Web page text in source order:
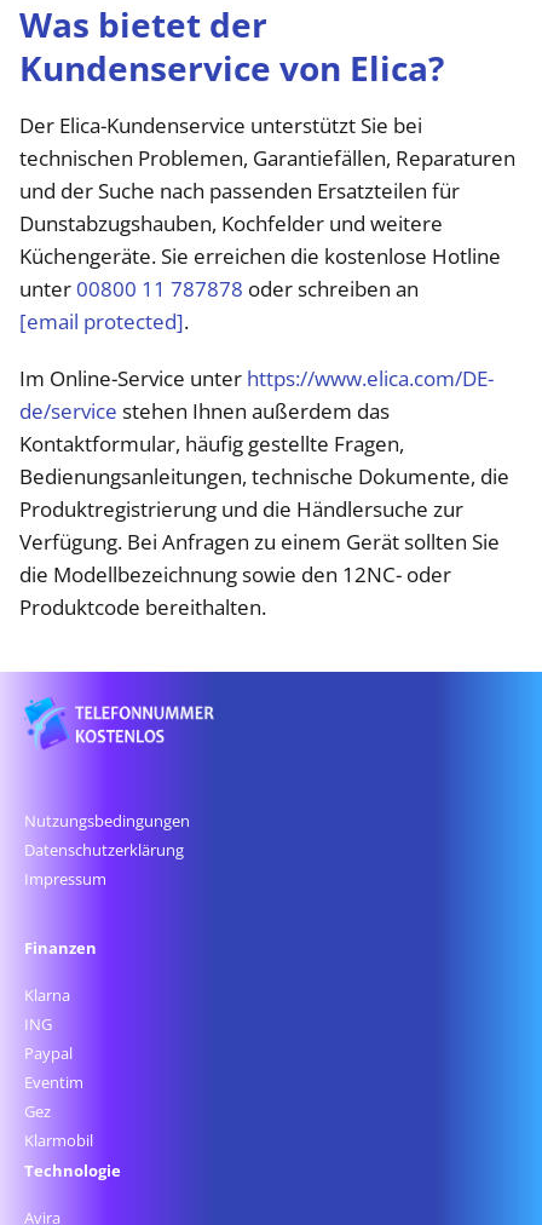
Was bietet der
Kundenservice von Elica?
Der Elica-Kundenservice unterstützt Sie bei
technischen Problemen, Garantiefällen, Reparaturen
und der Suche nach passenden Ersatzteilen für
Dunstabzugshauben, Kochfelder und weitere
Küchengeräte. Sie erreichen die kostenlose Hotline
unter00800 11 787878 oder schreiben an
[email protected].
Im Online-Service unter https://www.elica.com/DE-
de/service stehen Ihnen außerdem das
Kontaktformular, häufig gestellte Fragen,
Bedienungsanleitungen, technische Dokumente, die
Produktregistrierung und die Händlersuche zur
Verfügung. Bei Anfragen zu einem Gerät sollten Sie
die Modellbezeichnung sowie den 12NC- oder
Produktcode bereithalten.
Nutzungsbedingungen
Datenschutz­erklärung
Impressum
Finanzen
Klarna
ING
Paypal
Eventim
Gez
Klarmobil
Technologie
Avira